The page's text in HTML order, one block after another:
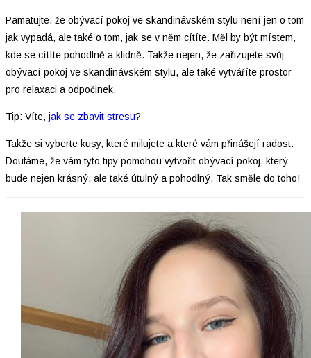
Pamatujte, že obývací pokoj ve skandinávském stylu není jen o tom
jak vypadá, ale také o tom, jak se v něm cítíte. Měl by být místem,
kde se cítíte pohodlně a klidně. Takže nejen, že zařizujete svůj
obývací pokoj ve skandinávském stylu, ale také vytváříte prostor
pro relaxaci a odpočinek.
Tip: Víte, jak se zbavit stresu?
Takže si vyberte kusy, které milujete a které vám přinášejí radost.
Doufáme, že vám tyto tipy pomohou vytvořit obývací pokoj, který
bude nejen krásný, ale také útulný a pohodlný. Tak směle do toho!